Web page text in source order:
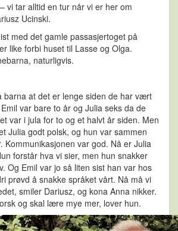
vi tar alltid en tur når vi er her om
Ucinski.
med det gamle passasjertoget på
like forbi huset til Lasse og Olga.
naturligvis.
barna at det er lenge siden de har vært
var bare to år og Julia seks da de
var i jula for to og et halvt år siden. Men
Julia godt polsk, og hun var sammen
Kommunikasjonen var god. Nå er Julia
forstår hva vi sier, men hun snakker
Og Emil var jo så liten sist han var hos
prøvd å snakke språket vårt. Nå må vi
smiler Dariusz, og kona Anna nikker.
og skal lære mye mer, lover hun.